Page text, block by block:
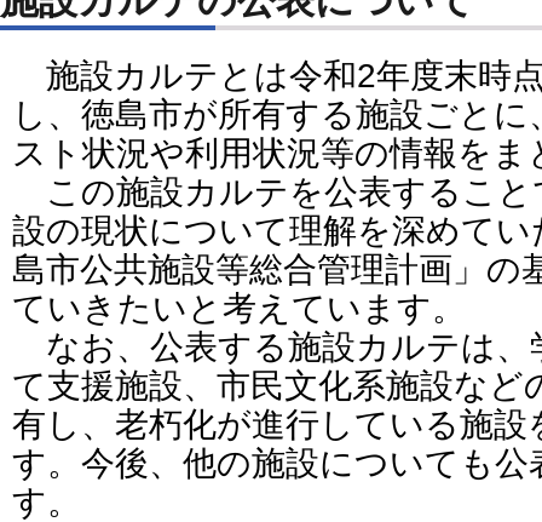
施設カルテとは令和2年度末時
し、徳島市が所有する施設ごと
スト状況や利用状況等の情報を
この施設カルテを公表すること
設の現状について理解を深めて
島市公共施設等総合管理計画」の
ていきたいと考えています。
なお、公表する施設カルテは、
て支援施設、市民文化系施設など
有し、老朽化が進行している施
す。今後、他の施設についても
す。